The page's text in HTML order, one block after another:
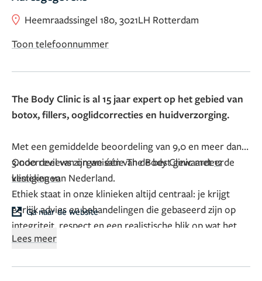
Heemraadssingel 180, 3021LH Rotterdam
Toon telefoonnummer
The Body Clinic is al 15 jaar expert op het gebied van
botox, fillers, ooglidcorrecties en huidverzorging.
Met een gemiddelde beoordeling van 9,0 en meer dan
3.000 reviews zijn we één van de best gewaardeerde
klinieken van Nederland.
Ethiek staat in onze klinieken altijd centraal: je krijgt
eerlijk advies en behandelingen die gebaseerd zijn op
integriteit, respect en een realistische blik op wat het
beste bij jou past. Ons team bestaat uit 25 deskundige en
Onderdeel van organisatie The Body Clinic met12
vestigingen
Ga naar de website
Lees meer